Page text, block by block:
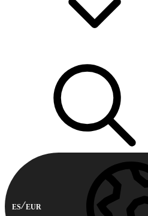
ES EUR